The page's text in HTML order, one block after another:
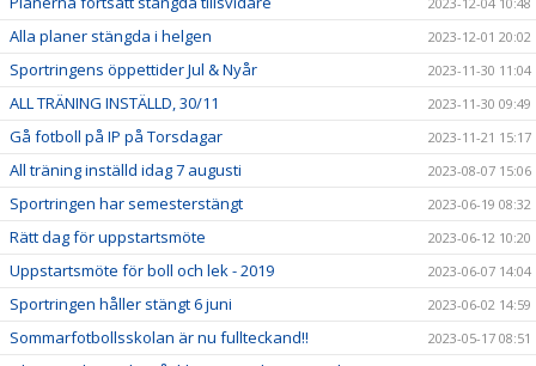
Alla planer stängda i helgen 2023-12-01 20:02
Sportringens öppettider Jul & Nyår 2023-11-30 11:04
ALL TRÄNING INSTÄLLD, 30/11 2023-11-30 09:49
Gå fotboll på IP på Torsdagar 2023-11-21 15:17
All träning inställd idag 7 augusti 2023-08-07 15:06
Sportringen har semesterstängt 2023-06-19 08:32
Rätt dag för uppstartsmöte 2023-06-12 10:20
Uppstartsmöte för boll och lek - 2019 2023-06-07 14:04
Sportringen håller stängt 6 juni 2023-06-02 14:59
Sommarfotbollsskolan är nu fullteckand!! 2023-05-17 08:51